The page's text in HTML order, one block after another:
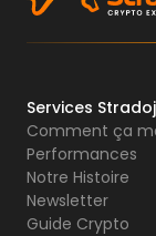
Services
Comment ça
Performances
Notre Histoire
Newsletter
Guide Crypto